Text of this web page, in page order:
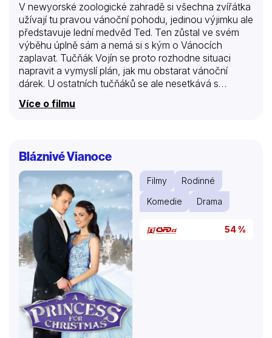
V newyorské zoologické zahradě si všechna zvířátka
užívají tu pravou vánoční pohodu, jedinou výjimku ale
představuje lední medvěd Ted. Ten zůstal ve svém
výběhu úplně sám a nemá si s kým o Vánocích
zaplavat. Tučňák Vojín se proto rozhodne situaci
napravit a vymyslí plán, jak mu obstarat vánoční
dárek. U ostatních tučňáků se ale nesetkává s
přílišným pochopením, proto se vydává pro dárek na
vlastní pěst. Když to zjistí velitel tučňáků Skipper, v
Více o filmu
Bláznivé Vianoce
Filmy
Rodinné
Komedie
Drama
54 %